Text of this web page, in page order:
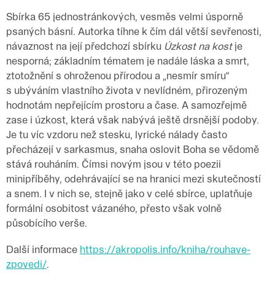
Sbírka 65 jednostránkových, vesměs velmi úsporně
psaných básní. Autorka tíhne k čím dál větší sevřenosti,
návaznost na její předchozí sbírku Úzkost na kostje
nesporná; základním tématem je nadále láska a smrt,
ztotožnění s ohroženou přírodou a „nesmír smíru“
s ubýváním vlastního života v nevlídném, přirozeným
hodnotám nepřejícím prostoru a čase. A samozřejmě
zase i úzkost, která však nabývá ještě drsnější podoby.
Je tu víc vzdoru než stesku, lyrické nálady často
přecházejí v sarkasmus, snaha oslovit Boha se vědomě
stává rouháním. Čímsi novým jsou v této poezii
minipříběhy, odehrávající se na hranici mezi skutečností
a snem. I v nich se, stejně jako v celé sbírce, uplatňuje
formální osobitost vázaného, přesto však volně
působícího verše.
Další informace https://akropolis.info/kniha/rouhave-
zpovedi/.